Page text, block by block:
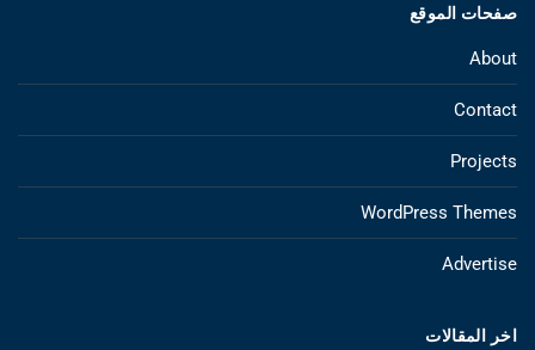
صفحات الموقع
About
Contact
Projects
WordPress Themes
Advertise
اخر المقالات